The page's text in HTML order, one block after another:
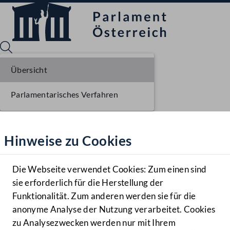
Hilfe
Benutzer
Navigationsmenü öffnen
MENÜ
Hinweise zu Cookies
Die Webseite verwendet Cookies: Zum einen sind
sie erforderlich für die Herstellung der
Funktionalität. Zum anderen werden sie für die
anonyme Analyse der Nutzung verarbeitet. Cookies
zu Analysezwecken werden nur mit Ihrem
Übersicht
Parlamentarisches Verfahren